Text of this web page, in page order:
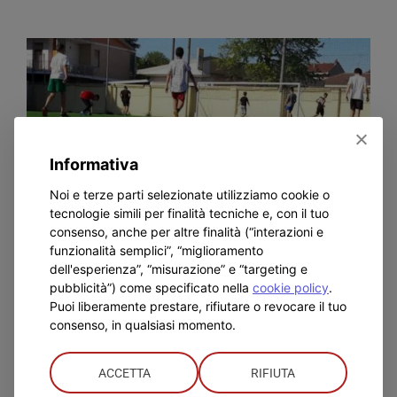
Sal
Day
trovare
lavoro
Voce
“Fai gol per la ricerca”:
torneo di Fil alla Don
Bosco – La Voce
Alessandrina
Informativa
Noi e terze parti selezionate utilizziamo cookie o
tecnologie simili per finalità tecniche e, con il tuo
consenso, anche per altre finalità (“interazioni e
funzionalità semplici”, “miglioramento
dell'esperienza”, “misurazione” e “targeting e
pubblicità”) come specificato nella cookie policy.
Puoi liberamente prestare, rifiutare o revocare il tuo
consenso, in qualsiasi momento.
ACCETTA RIFIUTA